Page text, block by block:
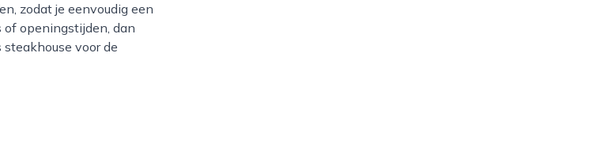
zodat je eenvoudig een
of openingstijden, dan
voor de